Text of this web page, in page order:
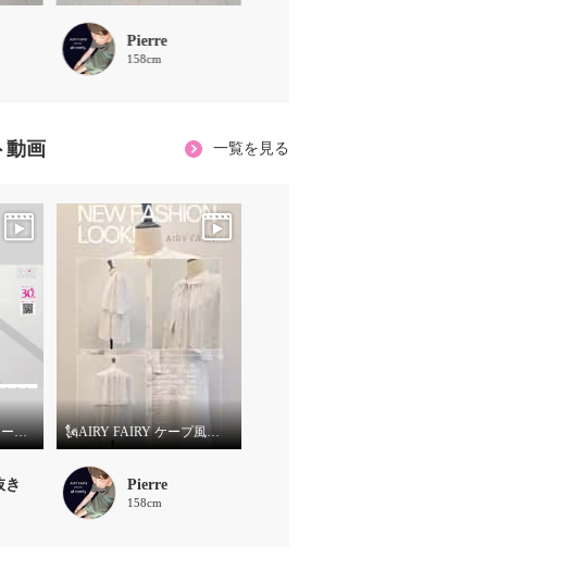
Pierre
158cm
動画 一覧を見る
エアリーフェアリー ケープ風 ボウタイブラウス
き
🗽AIRY FAIRY ケープ風ボウタイブラウス
Pierre
158cm